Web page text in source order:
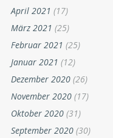
April 2021 (17)
März 2021 (25)
Februar 2021 (25)
Januar 2021 (12)
Dezember 2020 (26)
November 2020 (17)
Oktober 2020 (31)
September 2020 (30)